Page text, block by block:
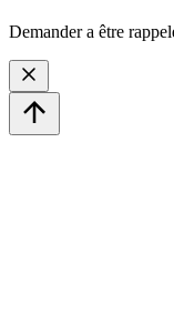
Demander a être